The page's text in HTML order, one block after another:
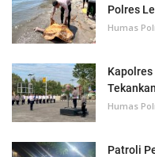
Polres
Humas
Humas
Patroli